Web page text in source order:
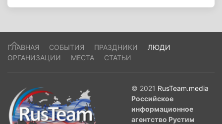
ГЛАВНАЯ СОБЫТИЯ ПРАЗДНИКИ
ЛЮДИ
ОРГАНИЗАЦИИ
МЕСТА СТАТЬИ
© 2021 RusTeam.media
Российское
информационное
агентство Рустим